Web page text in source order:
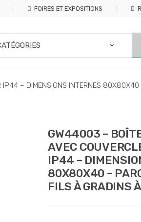
FOIRES ET EXPOSITIONS
– DIMENSIONS INTERNES
GW44003 –
AVEC
IP44 –
80X80X40 –
FILS À GRADINS